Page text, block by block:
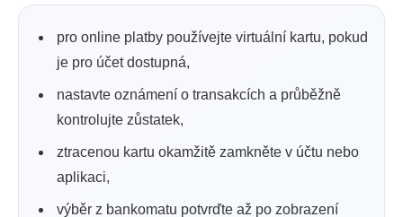
pro online platby používejte virtuální kartu, pokud
je pro účet dostupná,
nastavte oznámení o transakcích a průběžně
kontrolujte zůstatek,
ztracenou kartu okamžitě zamkněte v účtu nebo
aplikaci,
výběr z bankomatu potvrďte až po zobrazení